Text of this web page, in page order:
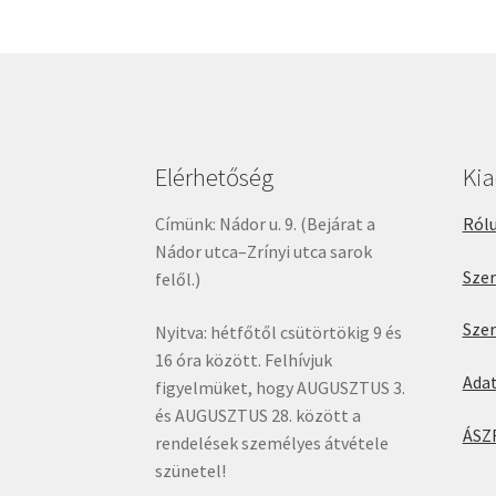
Elérhetőség
Címünk: Nádor u. 9. (Bejárat a
Nádor utca–Zrínyi utca sarok
felől.)
Nyitva: hétfőtől csütörtökig 9 és
16 óra között. Felhívjuk
figyelmüket, hogy AUGUSZTUS 3.
és AUGUSZTUS 28. között a
rendelések személyes átvétele
szünetel!